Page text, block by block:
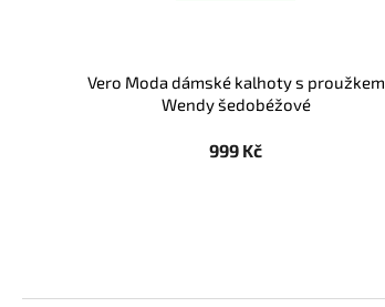
Vero Moda dámské kalhoty s proužkem
Wendy šedobéžové
999 Kč